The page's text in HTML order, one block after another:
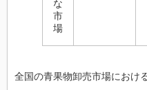
な
市
場
全国の青果物卸売市場におけ